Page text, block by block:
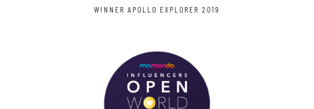
WINNER APOLLO EXPLORER 2019